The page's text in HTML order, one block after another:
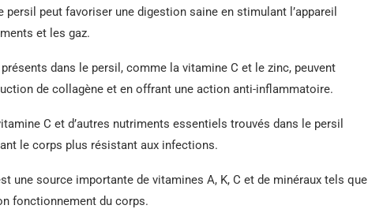
persil peut favoriser une digestion saine en stimulant l’appareil
et les gaz.
dans le persil, comme la vitamine C et le zinc, peuvent
de collagène et en offrant une action anti-inflammatoire.
C et d’autres nutriments essentiels trouvés dans le persil
le corps plus résistant aux infections.
une source importante de vitamines A, K, C et de minéraux tels que
fonctionnement du corps.